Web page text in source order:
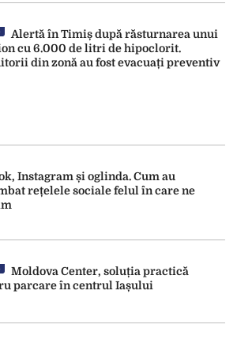
Alertă în Timiș după răsturnarea unui
cu 6.000 de litri de hipoclorit.
din zonă au fost evacuați preventiv
Instagram și oglinda. Cum au
rețelele sociale felul în care ne
Moldova Center, soluția practică
parcare în centrul Iașului